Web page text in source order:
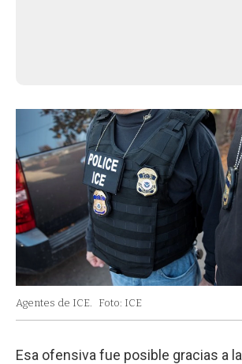
Agentes de ICE. Foto: ICE
Esa ofensiva fue posible gracias a la